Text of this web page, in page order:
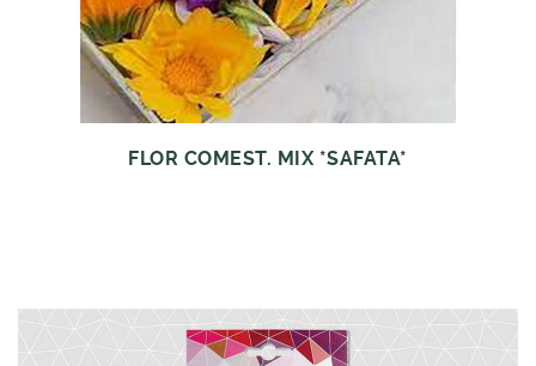
FLOR COMEST. MIX *SAFATA*